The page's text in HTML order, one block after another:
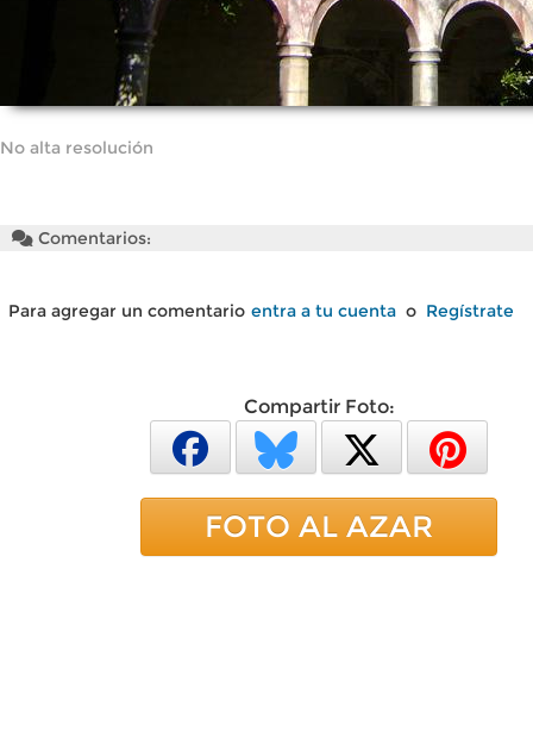
No alta resolución
Comentarios:
Para agregar un comentario entra a tu cuenta o Regístrate
Compartir Foto:
FOTO AL AZAR